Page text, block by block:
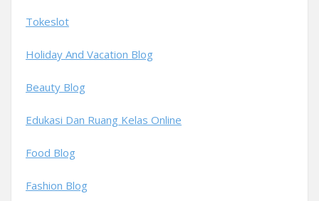
Tokeslot
Holiday And Vacation Blog
Beauty Blog
Edukasi Dan Ruang Kelas Online
Food Blog
Fashion Blog